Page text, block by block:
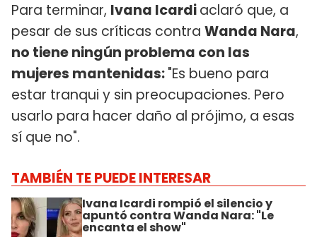
Para terminar, Ivana Icardiaclaró que, a
pesar de sus críticas contra Wanda Nara,
no tiene ningún problema con las
mujeres mantenidas:"Es bueno para
estar tranqui y sin preocupaciones. Pero
usarlo para hacer daño al prójimo, a esas
sí que no".
TAMBIÉN TE PUEDE INTERESAR
Ivana Icardi rompió el silencio y
apuntó contra Wanda Nara: "Le
encanta el show"